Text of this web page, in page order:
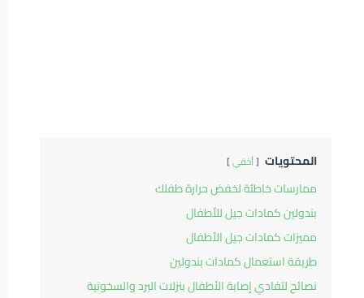
المحتويات أخفي
ممارسات خاطئة لخفض حرارة طفلك
بندولين كمادات جيل للأطفال
مميزات كمادات جيل الأطفال
طريقة استعمال كمادات بندولين
نصائح لتفادي إصابة الأطفال بنزلات البرد والسخونية